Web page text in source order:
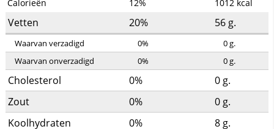
Calorieën 12% 1012 kcal
Vetten 20% 56g.
Waarvan verzadigd 0% 0g.
Waarvan onverzadigd
0% 0g.
Cholesterol 0% 0g.
Zout
0% 0g.
Koolhydraten
0% 8g.